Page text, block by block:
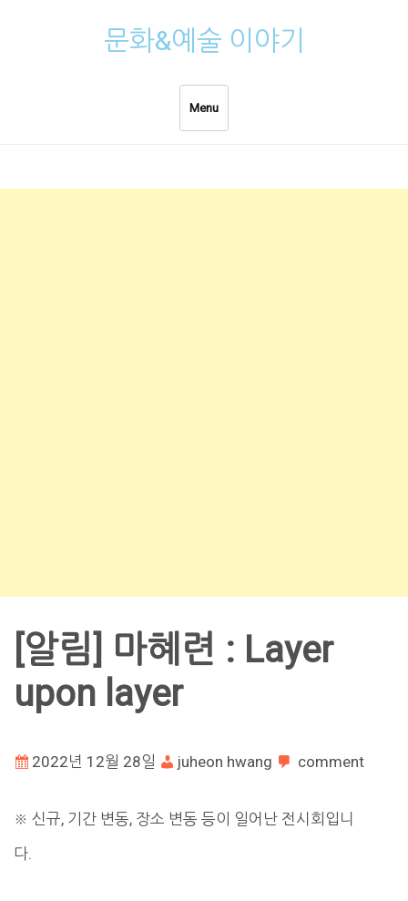
문화&예술 이야기
Menu
[알림] 마혜련 : Layer
upon layer
2022년 12월 28일 juheon hwang comment
※ 신규, 기간 변동, 장소 변동 등이 일어난 전시회입니
다.